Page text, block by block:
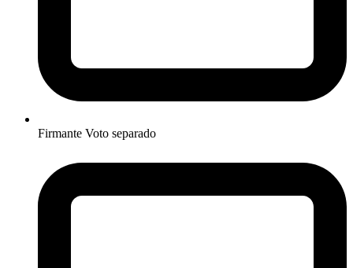
Firmante Voto separado